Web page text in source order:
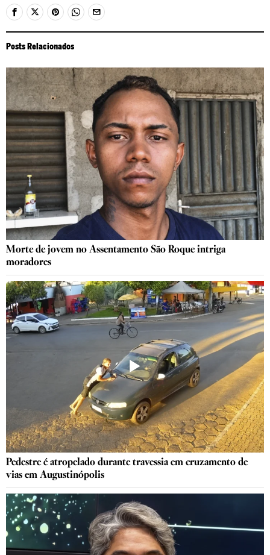
Posts Relacionados
Morte de jovem no Assentamento São Roque intriga
moradores
Pedestre é atropelado durante travessia em cruzamento de
vias em Augustinópolis